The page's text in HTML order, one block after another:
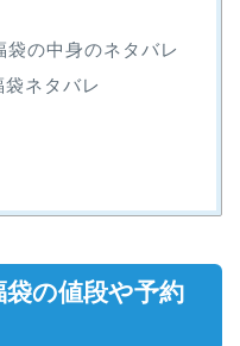
の中身のネタバレ
ネタバレ
の値段や予約